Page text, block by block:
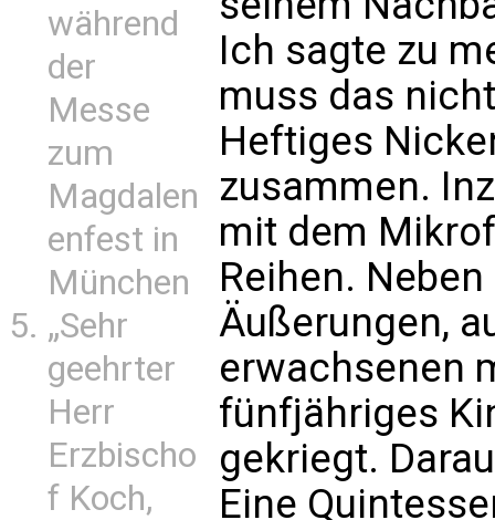
während
der
Messe
zum
Magdalen
enfest in
München
„Sehr
geehrter
Herr
Erzbischo
f Koch,
Ich sagte zu
muss das
Heftiges
zusammen.
mit dem
Reihen.
Äußerungen,
erwachsenen
fünfjähriges
gekriegt.
Eine